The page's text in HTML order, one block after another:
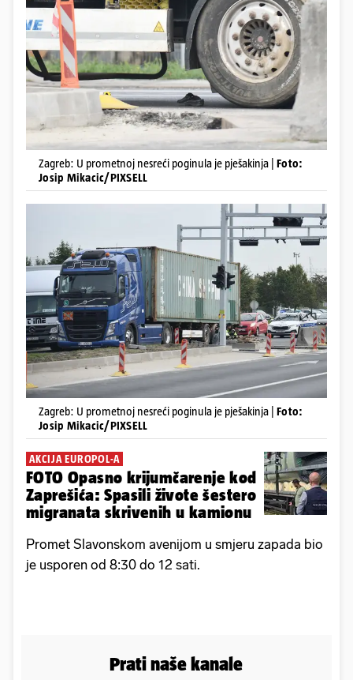
Zagreb: U prometnoj nesreći poginula je pješakinja | Foto:
Josip Mikacic/PIXSELL
Zagreb: U prometnoj nesreći poginula je pješakinja | Foto:
Josip Mikacic/PIXSELL
AKCIJA EUROPOL-A
FOTO Opasno krijumčarenje kod
Zaprešića: Spasili živote šestero
migranata skrivenih u kamionu
Promet Slavonskom avenijom u smjeru zapada bio
je usporen od 8:30 do 12 sati.
Prati naše kanale